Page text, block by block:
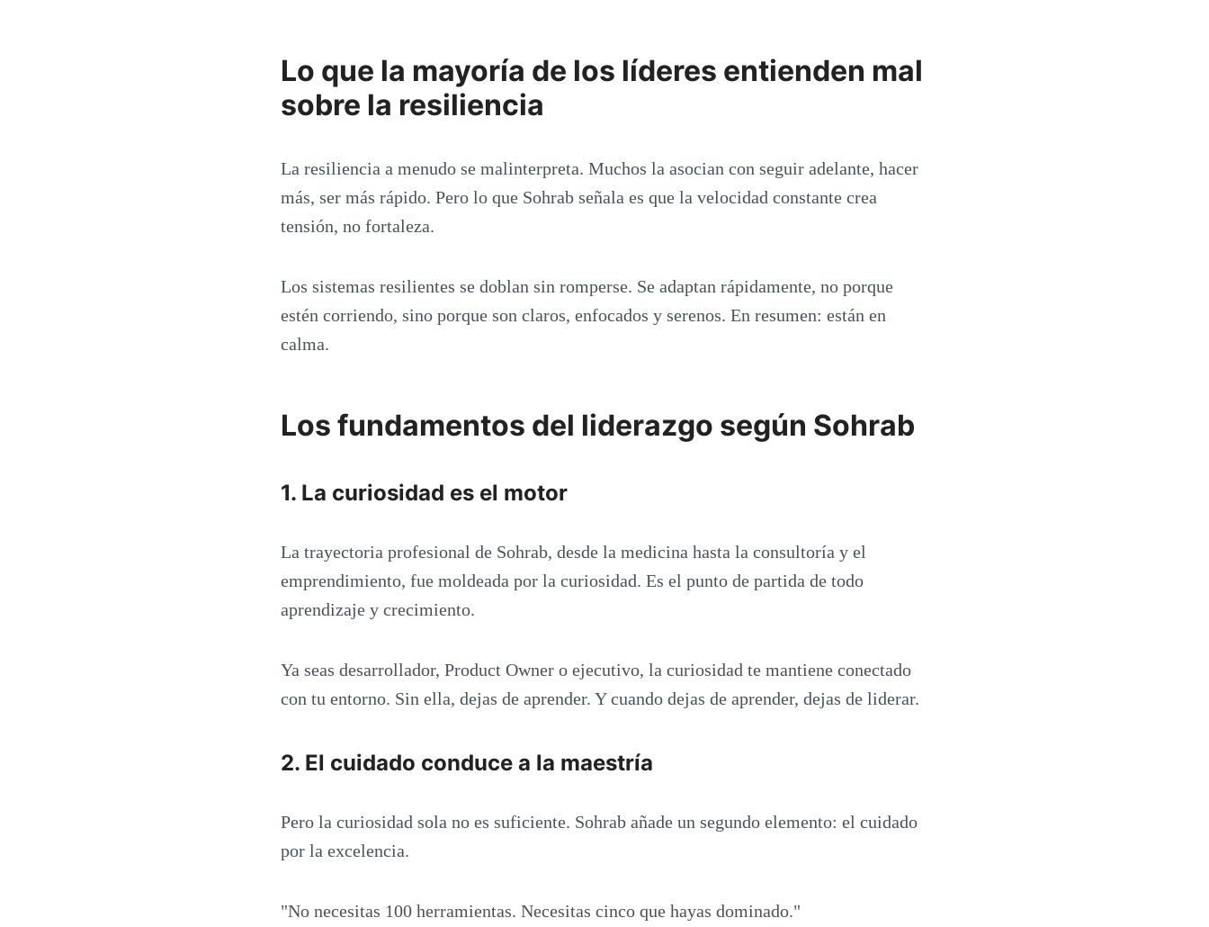
Lo que la mayoría de los líderes entienden mal
sobre la resiliencia
La resiliencia a menudo se malinterpreta. Muchos la asocian con seguir adelante, hacer
más, ser más rápido. Pero lo que Sohrab señala es que la velocidad constante crea
tensión, no fortaleza.
Los sistemas resilientes se doblan sin romperse. Se adaptan rápidamente, no porque
estén corriendo, sino porque son claros, enfocados y serenos. En resumen: están en
calma.
Los fundamentos del liderazgo según Sohrab
1. La curiosidad es el motor
La trayectoria profesional de Sohrab, desde la medicina hasta la consultoría y el
emprendimiento, fue moldeada por la curiosidad. Es el punto de partida de todo
aprendizaje y crecimiento.
Ya seas desarrollador, Product Owner o ejecutivo, la curiosidad te mantiene conectado
con tu entorno. Sin ella, dejas de aprender. Y cuando dejas de aprender, dejas de liderar.
2. El cuidado conduce a la maestría
Pero la curiosidad sola no es suficiente. Sohrab añade un segundo elemento: el cuidado
por la excelencia.
"No necesitas 100 herramientas. Necesitas cinco que hayas dominado."